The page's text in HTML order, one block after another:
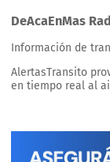
DeAcaEnMas
Información de
AlertasTransito
en tiempo real al